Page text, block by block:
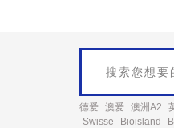
德爱 澳爱 澳洲A2
Swisse
Bioisland